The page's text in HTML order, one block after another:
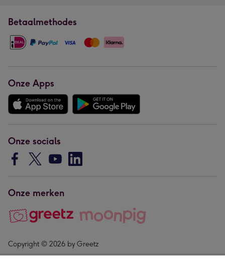
Betaalmethodes
Onze Apps
Onze socials
Onze merken
Copyright © 2026 by Greetz